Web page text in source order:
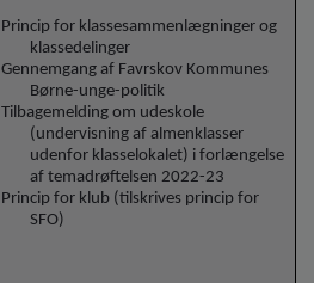
Princip for klassesammenlægninger og
klassedelinger
Gennemgang af Favrskov Kommunes
Børne-unge-politik
Tilbagemelding om udeskole
(undervisning af almenklasser
udenfor klasselokalet) i forlængelse
af temadrøftelsen 2022-23
Princip for klub (tilskrives princip for
SFO)